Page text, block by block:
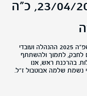
כ"ה
לקראת יום הזיכרון התשפ״ה 2025 ההנהלה ועובדי
לחבק, לתמוך ולהשתתף
בהרכנת ראש, אנו
נשמת שלמה אבוטבול ז״ל.